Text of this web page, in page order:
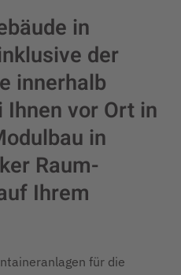
in
der
innerhalb
Ihnen vor Ort in
in
Raum-
Ihrem
für die